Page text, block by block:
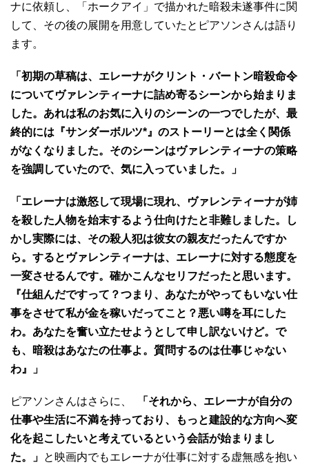
ナに依頼し、「ホークアイ」で描かれた暗殺未遂事件に関
して、その後の展開を用意していたとピアソンさんは語り
ます。
「初期の草稿は、エレーナがクリント・バートン暗殺命令
についてヴァレンティーナに詰め寄るシーンから始まりま
した。あれは私のお気に入りのシーンの一つでしたが、最
終的には『サンダーボルツ*』のストーリーとは全く関係
がなくなりました。そのシーンはヴァレンティーナの策略
を強調していたので、気に入っていました。」
「エレーナは激怒して現場に現れ、ヴァレンティーナが姉
を殺した人物を始末するよう仕向けたと非難しました。し
かし実際には、その殺人犯は彼女の親友だったんですか
ら。するとヴァレンティーナは、エレーナに対する態度を
一変させるんです。確かこんなセリフだったと思います。
『仕組んだですって？つまり、あなたがやってもいない仕
事をさせて私が金を稼いだってこと？悪い噂を耳にした
わ。あなたを奮い立たせようとして申し訳ないけど。で
も、暗殺はあなたの仕事よ。質問するのは仕事じゃない
わ』」
ピアソンさんはさらに、
「それから、エレーナが自分の
仕事や生活に不満を持っており、もっと建設的な方向へ変
化を起こしたいと考えているという会話が始まりまし
た。」
と映画内でもエレーナが仕事に対する虚無感を抱い